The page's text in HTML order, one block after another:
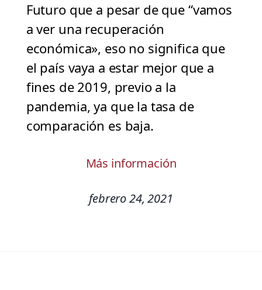
Futuro que a pesar de que “vamos
a ver una recuperación
económica», eso no significa que
el país vaya a estar mejor que a
fines de 2019, previo a la
pandemia, ya que la tasa de
comparación es baja.
Más información
febrero 24, 2021